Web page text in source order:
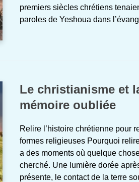
premiers siècles chrétiens
paroles de Yeshoua dans
Le christianisme et
mémoire oubliée
Relire l’histoire chrétienne pour
formes religieuses Pourquoi
a des moments où quelque
cherché. Une lumière dorée
présente, le contact de la terre